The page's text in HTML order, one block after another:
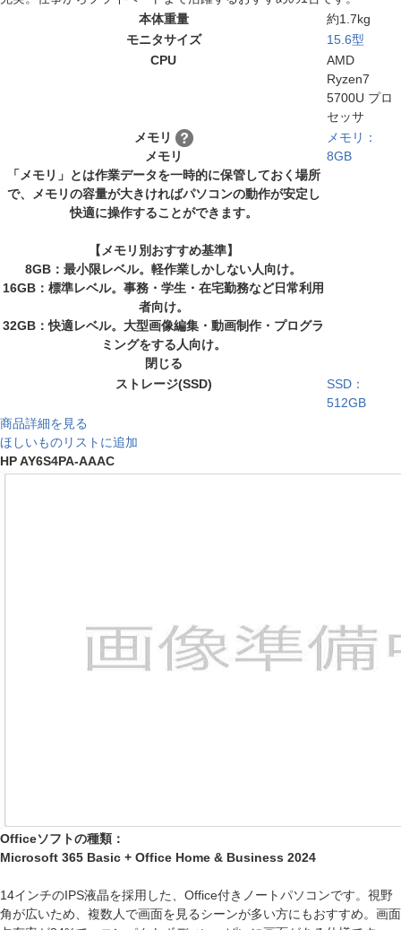
本体重量
約1.7kg
モニタサイズ
15.6型
CPU
AMD
Ryzen7
5700U プロ
セッサ
メモリ
メモリ
「メモリ」とは作業データを一時的に保管しておく場所
で、メモリの容量が大きければパソコンの動作が安定し
快適に操作することができます。
【メモリ別おすすめ基準】
8GB：最小限レベル。軽作業しかしない人向け。
16GB：標準レベル。事務・学生・在宅勤務など日常利用
者向け。
32GB：快適レベル。大型画像編集・動画制作・プログラ
ミングをする人向け。
閉じる
メモリ：
8GB
ストレージ(SSD)
SSD：
512GB
商品詳細を見る
ほしいものリストに追加
HP AY6S4PA-AAAC
Officeソフトの種類：
Microsoft 365 Basic + Office Home & Business 2024
14インチのIPS液晶を採用した、Office付きノートパソコンです。視野
角が広いため、複数人で画面を見るシーンが多い方にもおすすめ。画面